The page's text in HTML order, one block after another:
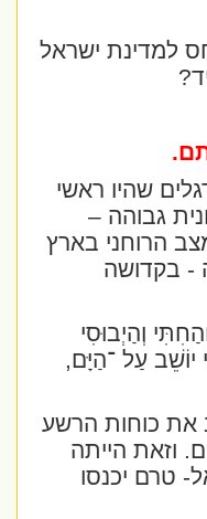
ישראל
שהיו ראשי
גבוהה –
הרוחני בארץ
בקדושה
וְהַיְבוּסִי
עַל ־הַיָּם,
את כוחות הרשע
וזאת הייתה
טרם יכנסו